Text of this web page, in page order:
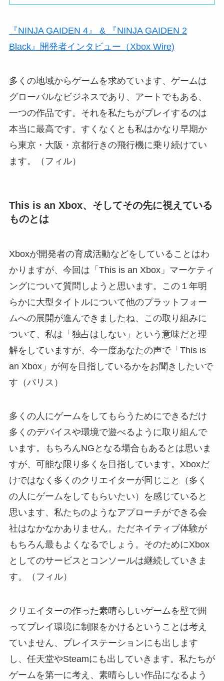
『NINJA GAIDEN 4』 & 『NINJA GAIDEN 2
Black』開発者インタビュー（Xbox Wire)
多くの地域からゲームを求めています、ゲームは
グローバルなビジネスであり、アートでもある、
一つの作品です。それを私たちがプレイするのは
本当に最高です。すくなくとも私はかなり早期か
ら東京・大阪・京都行きの飛行機に乗り続けてい
ます。（フィル）
This is an Xbox、そしてその先に視えている
ものとは
Xboxが開発者の育成活動などをしていることはわ
かりますが、今回は「This is an Xbox」マーケティ
ングについて質問しようと思います。この１年明
らかに大型タイトルについて他のプラットフォー
ムへの展開が進んできましたね、この取り組みに
ついて、私は「独占はしない」という意味だと理
解をしていますが、今一度あなたの声で「This is
an Xbox」が何を目指しているかをお聞きしたいで
す（パリス）
多くの人にゲームをしてもらうためにできるだけ
多くのデバイスや環境で遊べるように取り組んで
います。もちろんNGとなる場合もあるとは思いま
すが、可能な限り多くを目指しています。Xboxだ
けではなく多くのクリエイターが同じこと（多く
の人にゲームをしてもらいたい）を感じていると
思います、私たちのようなアプローチができる会
社はなかなかありません。ただネイティブ体験が
もちろん最もよくなるでしょう。そのためにXbox
としてのサービスとコンソールは継続していきま
す。（フィル）
クリエイターの作った素晴らしいゲームを壁で囲
ってプレイ環境に制限をかけるということは考え
ていません、プレイステーションにも出します
し、任天堂やSteamにも出していきます。私たちが
ゲームを第一に考え、素晴らしい作品になるよう